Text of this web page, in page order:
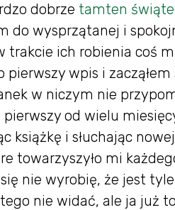
dobrze tamten
do wysprzątanej i
trakcie ich robienia coś
pierwszy wpis i
w niczym nie
od wielu
książkę i słuchając
towarzyszyło mi
nie wyrobię, że jest
nie widać, ale ja już